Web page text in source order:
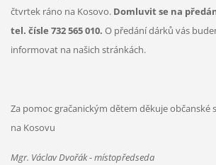
čtvrtek ráno na Kosovo. Domluvit se na
tel. čísle 732 565 010. O předání dárků vás
informovat na našich stránkách.
Za pomoc gračanickým dětem děkuje občanské
na Kosovu
Mgr. Václav Dvořák - místopředseda